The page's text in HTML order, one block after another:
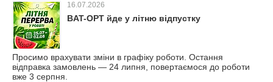
16.07.2026
BAT-OPT йде у літню відпустку
Просимо врахувати зміни в графіку роботи. Остання
відправка замовлень — 24 липня, повертаємося до роботи
вже 3 серпня.